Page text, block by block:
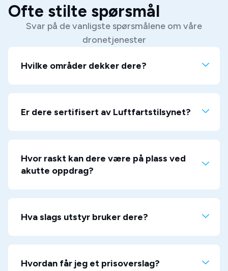
Ofte stilte spørsmål
Svar på de vanligste spørsmålene om våre
dronetjenester
Hvilke områder dekker dere?
Er dere sertifisert av Luftfartstilsynet?
Hvor raskt kan dere være på plass ved
akutte oppdrag?
Hva slags utstyr bruker dere?
Hvordan får jeg et prisoverslag?